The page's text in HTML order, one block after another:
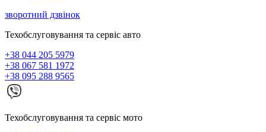
зворотний дзвінок
Техобслуговування та сервіс авто
+38 044 205 5979
+38 067 581 1972
+38 095 288 9565
Техобслуговування та сервіс мото